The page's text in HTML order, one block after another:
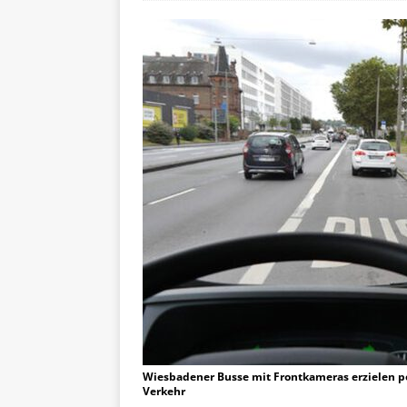
Wiesbadener Busse mit Frontkameras erzielen
Verkehr